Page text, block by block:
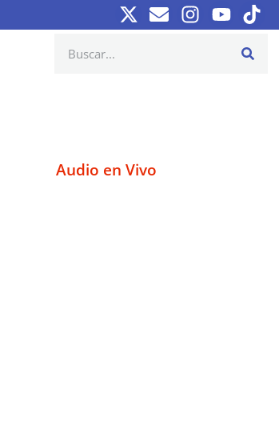
Audio en Vivo